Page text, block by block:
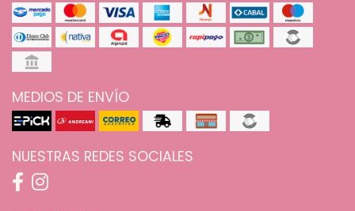
MEDIOS DE ENVÍO
NUESTRAS REDES SOCIALES